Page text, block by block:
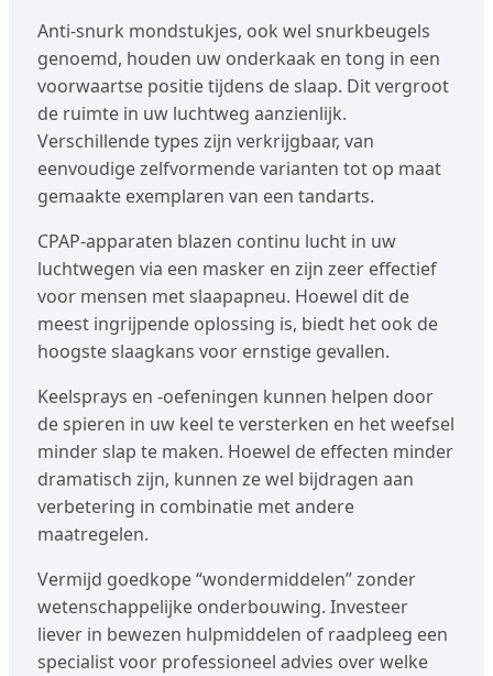
Anti-snurk mondstukjes, ook wel snurkbeugels
genoemd, houden uw onderkaak en tong in een
voorwaartse positie tijdens de slaap. Dit vergroot
de ruimte in uw luchtweg aanzienlijk.
Verschillende types zijn verkrijgbaar, van
eenvoudige zelfvormende varianten tot op maat
gemaakte exemplaren van een tandarts.
CPAP-apparaten blazen continu lucht in uw
luchtwegen via een masker en zijn zeer effectief
voor mensen met slaapapneu. Hoewel dit de
meest ingrijpende oplossing is, biedt het ook de
hoogste slaagkans voor ernstige gevallen.
Keelsprays en -oefeningen kunnen helpen door
de spieren in uw keel te versterken en het weefsel
minder slap te maken. Hoewel de effecten minder
dramatisch zijn, kunnen ze wel bijdragen aan
verbetering in combinatie met andere
maatregelen.
Vermijd goedkope “wondermiddelen” zonder
wetenschappelijke onderbouwing. Investeer
liever in bewezen hulpmiddelen of raadpleeg een
specialist voor professioneel advies over welke